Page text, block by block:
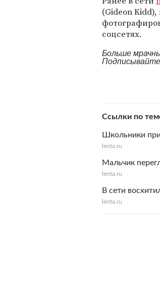
(Gideon
соцсетях.
Больше
Ссылки по
Школьники
lenta.ru
Мальчик
lenta.ru
В сети
lenta.ru